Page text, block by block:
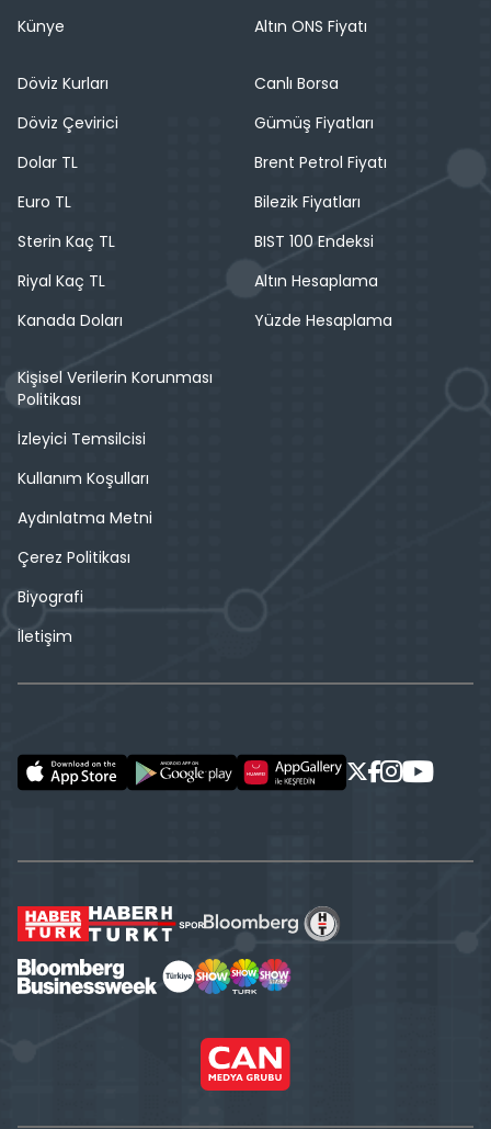
Künye
Altın ONS Fiyatı
Döviz Kurları
Döviz Çevirici
Dolar TL
Euro TL
Sterin Kaç TL
Riyal Kaç TL
Kanada Doları
Canlı Borsa
Gümüş Fiyatları
Brent Petrol Fiyatı
Bilezik Fiyatları
BIST 100 Endeksi
Altın Hesaplama
Yüzde Hesaplama
Kişisel Verilerin Korunması
Politikası
İzleyici Temsilcisi
Kullanım Koşulları
Aydınlatma Metni
Çerez Politikası
Biyografi
İletişim